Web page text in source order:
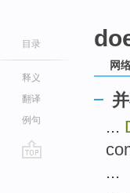
目录
释义
翻译
例句
网
...
...